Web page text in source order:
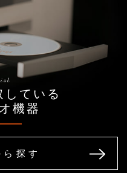
している
機器
探す